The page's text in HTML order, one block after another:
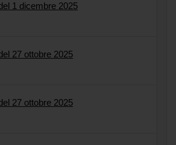
1 dicembre 2025
27 ottobre 2025
27 ottobre 2025